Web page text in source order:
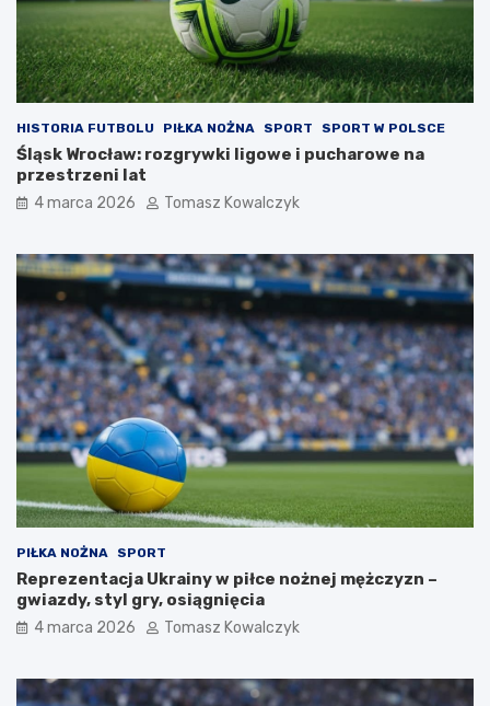
HISTORIA FUTBOLU PIŁKA NOŻNA SPORT SPORT W POLSCE
Śląsk Wrocław: rozgrywki ligowe i pucharowe na
przestrzeni lat
4 marca 2026 Tomasz Kowalczyk
PIŁKA NOŻNA SPORT
Reprezentacja Ukrainy w piłce nożnej mężczyzn –
gwiazdy, styl gry, osiągnięcia
4 marca 2026 Tomasz Kowalczyk